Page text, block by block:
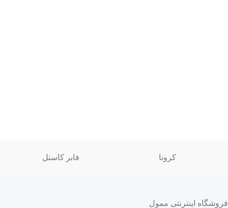
کرونا فابر کاستل
فروشگاه اینترنتی ممول